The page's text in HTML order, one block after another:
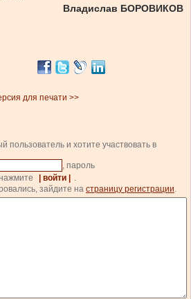
Владислав БОРОВИКОВ
для печати >>
пользователь и хотите участвовать в
, пароль
| войти |
зайдите на страницу регистрации